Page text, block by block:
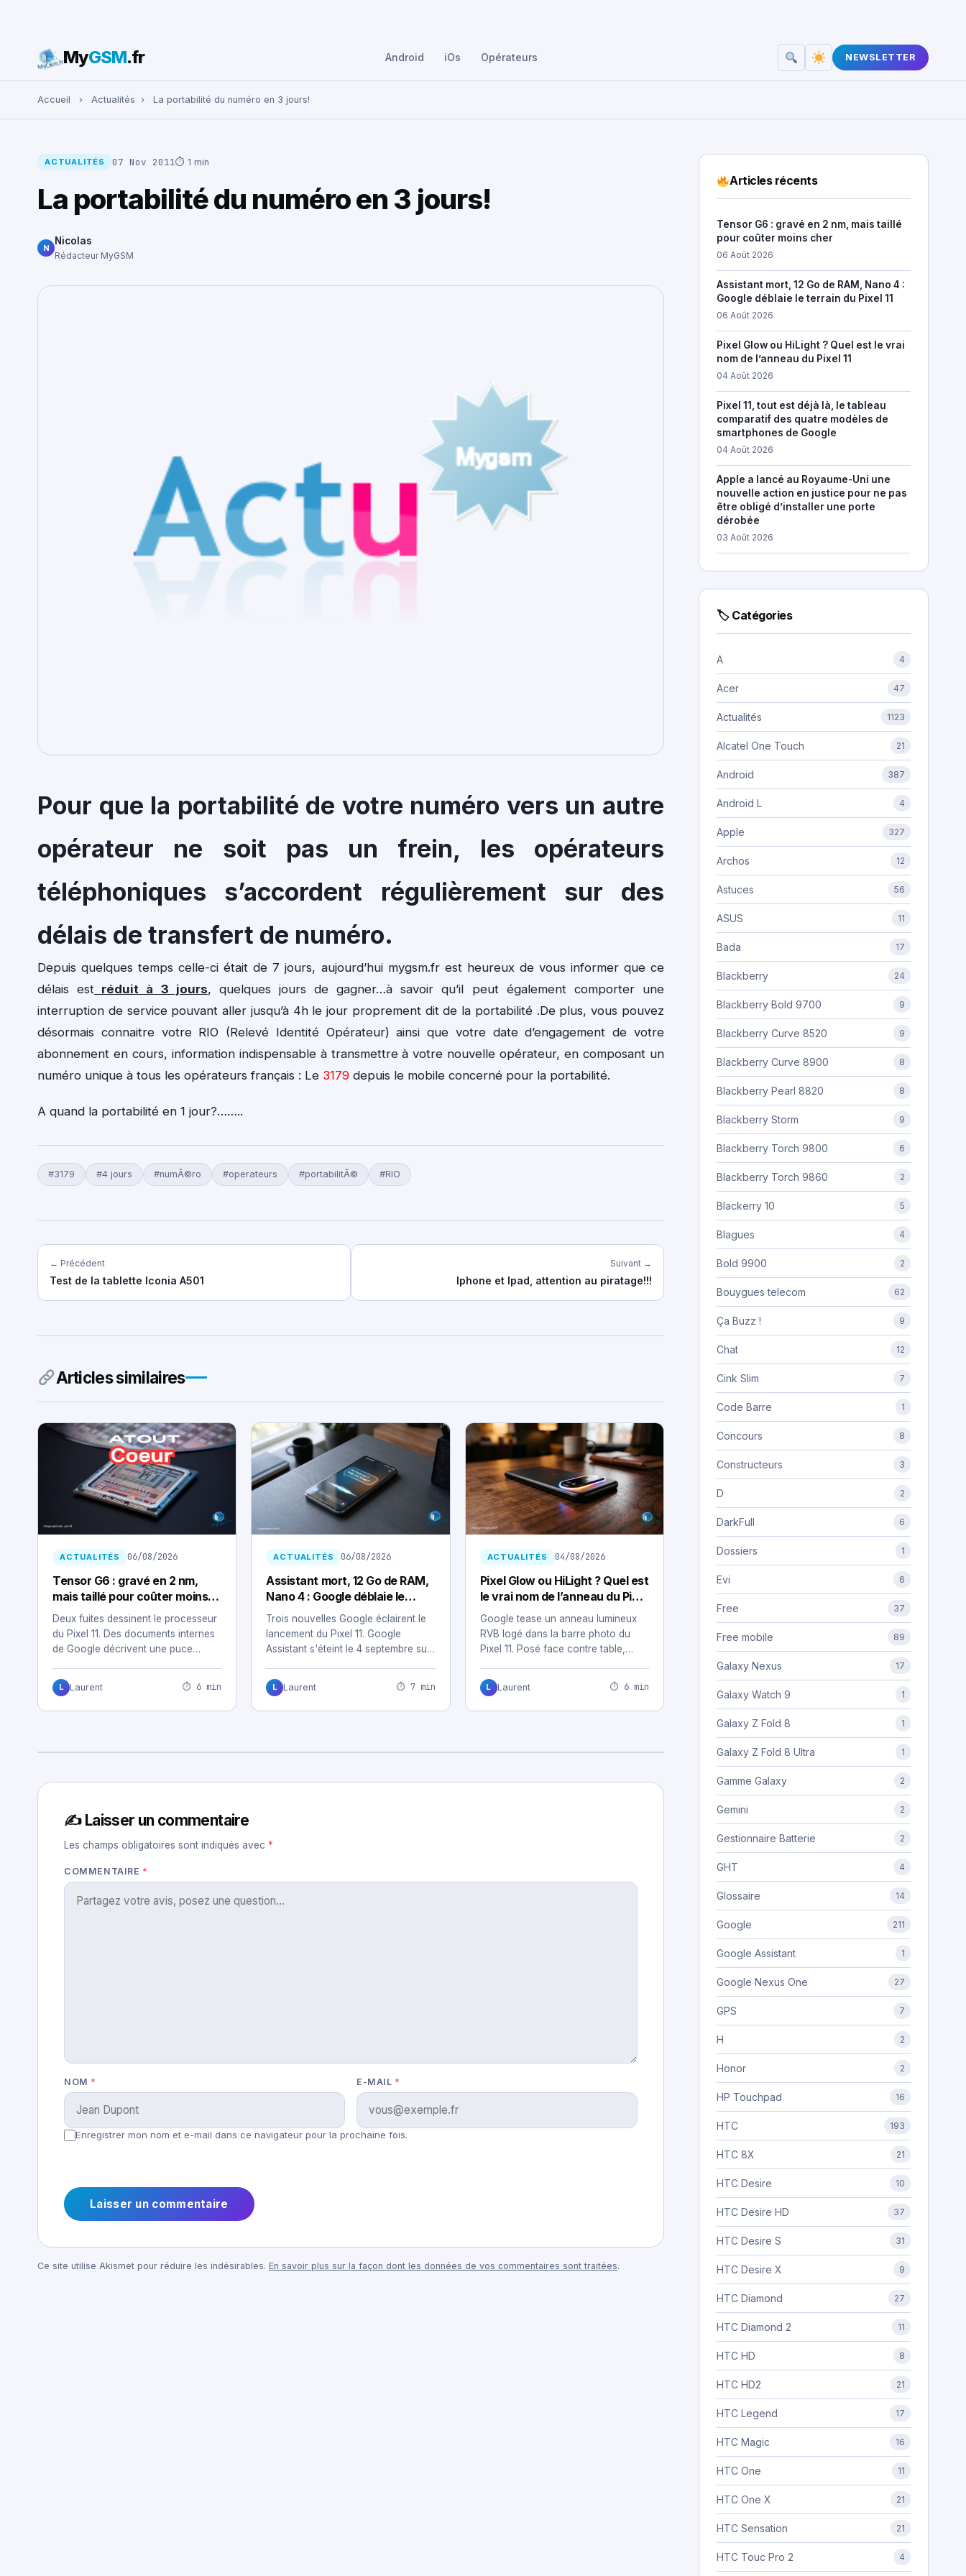
Rechercher :
MyGSM.fr Android iOs Opérateurs NEWSLETTER
Accueil › Actualités › La portabilité du numéro en 3 jours!
ACTUALITÉS 07 Nov 2011⏱ 1 min
La portabilité du numéro en 3 jours!
N
Nicolas
Rédacteur MyGSM
Pour que la portabilité de votre numéro vers un autre
opérateur ne soit pas un frein, les opérateurs
téléphoniques s’accordent régulièrement sur des
délais de transfert de numéro.
Depuis quelques temps celle-ci était de 7 jours, aujourd’hui mygsm.fr est heureux de vous informer que ce
délais est réduit à 3 jours, quelques jours de gagner…à savoir qu’il peut également comporter une
interruption de service pouvant aller jusqu’à 4h le jour proprement dit de la portabilité .De plus, vous pouvez
désormais connaitre votre RIO (Relevé Identité Opérateur) ainsi que votre date d’engagement de votre
abonnement en cours, information indispensable à transmettre à votre nouvelle opérateur, en composant un
numéro unique à tous les opérateurs français : Le 3179 depuis le mobile concerné pour la portabilité.
A quand la portabilité en 1 jour?……..
#3179 #4 jours #numÃ©ro #operateurs #portabilitÃ© #RIO
← Précédent
Test de la tablette Iconia A501
Suivant →
Iphone et Ipad, attention au piratage!!!
Articles similaires
ACTUALITÉS 06/08/2026
Tensor G6 : gravé en 2 nm,
mais taillé pour coûter moins
cher
Deux fuites dessinent le processeur
du Pixel 11. Des documents internes
de Google décrivent une puce
L Laurent ⏱ 6 min
ACTUALITÉS 06/08/2026
Assistant mort, 12 Go de RAM,
Nano 4 : Google déblaie le
terrain du Pixel 11
Trois nouvelles Google éclairent le
lancement du Pixel 11. Google
Assistant s'éteint le 4 septembre sur
L Laurent ⏱ 7 min
ACTUALITÉS 04/08/2026
Pixel Glow ou HiLight ? Quel est
le vrai nom de l’anneau du Pixel
11
Google tease un anneau lumineux
RVB logé dans la barre photo du
Pixel 11. Posé face contre table,…
L Laurent ⏱ 6 min
✍️ Laisser un commentaire
Les champs obligatoires sont indiqués avec *
COMMENTAIRE *
NOM * E-MAIL *
Enregistrer mon nom et e-mail dans ce navigateur pour la prochaine fois.
Ce site utilise Akismet pour réduire les indésirables. En savoir plus sur la façon dont les données de vos commentaires sont traitées.
Articles récents
Tensor G6 : gravé en 2 nm, mais taillé
pour coûter moins cher
06 Août 2026
Assistant mort, 12 Go de RAM, Nano 4 :
Google déblaie le terrain du Pixel 11
06 Août 2026
Pixel Glow ou HiLight ? Quel est le vrai
nom de l’anneau du Pixel 11
04 Août 2026
Pixel 11, tout est déjà là, le tableau
comparatif des quatre modèles de
smartphones de Google
04 Août 2026
Apple a lancé au Royaume-Uni une
nouvelle action en justice pour ne pas
être obligé d’installer une porte
dérobée
03 Août 2026
🏷 Catégories
A 4
Acer 47
Actualités 1123
Alcatel One Touch 21
Android 387
Android L 4
Apple 327
Archos 12
Astuces 56
ASUS 11
Bada 17
Blackberry 24
Blackberry Bold 9700 9
Blackberry Curve 8520 9
Blackberry Curve 8900 8
Blackberry Pearl 8820 8
Blackberry Storm 9
Blackberry Torch 9800 6
Blackberry Torch 9860 2
Blackerry 10 5
Blagues 4
Bold 9900 2
Bouygues telecom 62
Ça Buzz ! 9
Chat 12
Cink Slim 7
Code Barre 1
Concours 8
Constructeurs 3
D 2
DarkFull 6
Dossiers 1
Evi 6
Free 37
Free mobile 89
Galaxy Nexus 17
Galaxy Watch 9 1
Galaxy Z Fold 8 1
Galaxy Z Fold 8 Ultra 1
Gamme Galaxy 2
Gemini 2
Gestionnaire Batterie 2
GHT 4
Glossaire 14
Google 211
Google Assistant 1
Google Nexus One 27
GPS 7
H 2
Honor 2
HP Touchpad 16
HTC 193
HTC 8X 21
HTC Desire 10
HTC Desire HD 37
HTC Desire S 31
HTC Desire X 9
HTC Diamond 27
HTC Diamond 2 11
HTC HD 8
HTC HD2 21
HTC Legend 17
HTC Magic 16
HTC One 11
HTC One X 21
HTC Sensation 21
HTC Touc Pro 2 4